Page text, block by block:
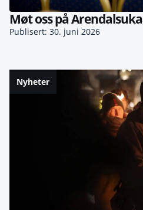
Møt oss på Arendalsuka
Publisert: 30. juni 2026
Nyheter